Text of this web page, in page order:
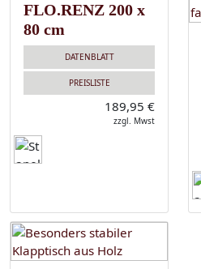
FLO.RENZ 200 x
80 cm
DATENBLATT
PREISLISTE
189,95 €
zzgl. Mwst